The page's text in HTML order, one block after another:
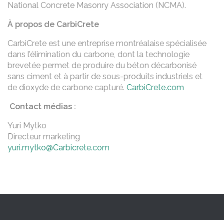
National Concrete Masonry Association (NCMA).
À propos de CarbiCrete
CarbiCrete est une entreprise montréalaise spécialisée
dans l’élimination du carbone, dont la technologie
brevetée permet de produire du béton décarbonisé
sans ciment et à partir de sous-produits industriels et
de dioxyde de carbone capturé. CarbiCrete.com
Contact médias :
Yuri Mytko
Directeur marketing
yuri.mytko@Carbicrete.com